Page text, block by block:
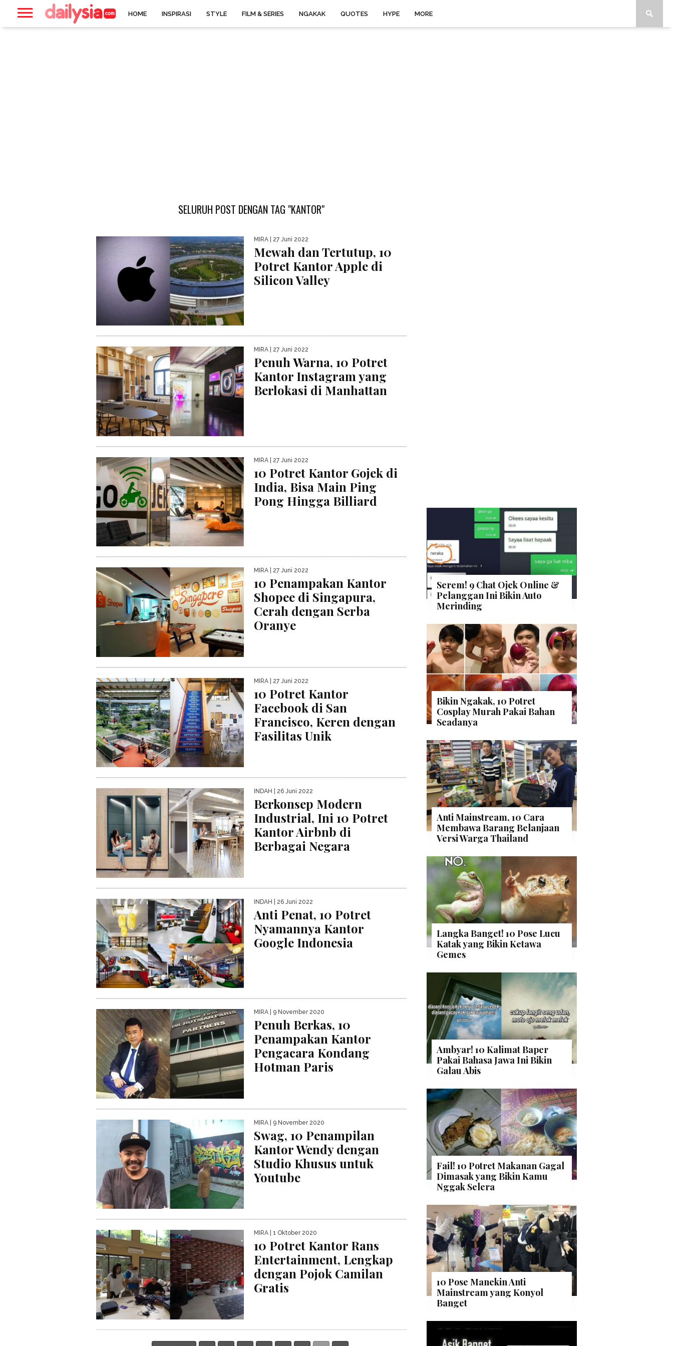
HOME INSPIRASI STYLE FILM & SERIES NGAKAK QUOTES HYPE MORE
SELURUH POST DENGAN TAG "KANTOR"
MIRA | 27 Juni 2022
Mewah dan Tertutup, 10
Potret Kantor Apple di
Silicon Valley
MIRA | 27 Juni 2022
Penuh Warna, 10 Potret
Kantor Instagram yang
Berlokasi di Manhattan
MIRA | 27 Juni 2022
10 Potret Kantor Gojek di
India, Bisa Main Ping
Pong Hingga Billiard
MIRA | 27 Juni 2022
10 Penampakan Kantor
Shopee di Singapura,
Cerah dengan Serba
Oranye
MIRA | 27 Juni 2022
10 Potret Kantor
Facebook di San
Francisco, Keren dengan
Fasilitas Unik
INDAH | 26 Juni 2022
Berkonsep Modern
Industrial, Ini 10 Potret
Kantor Airbnb di
Berbagai Negara
INDAH | 26 Juni 2022
Anti Penat, 10 Potret
Nyamannya Kantor
Google Indonesia
MIRA | 9 November 2020
Penuh Berkas, 10
Penampakan Kantor
Pengacara Kondang
Hotman Paris
MIRA | 9 November 2020
Swag, 10 Penampilan
Kantor Wendy dengan
Studio Khusus untuk
Youtube
MIRA | 1 Oktober 2020
10 Potret Kantor Rans
Entertainment, Lengkap
dengan Pojok Camilan
Gratis
Serem! 9 Chat Ojek Online &
Pelanggan Ini Bikin Auto
Merinding
Bikin Ngakak, 10 Potret
Cosplay Murah Pakai Bahan
Seadanya
Anti Mainstream, 10 Cara
Membawa Barang Belanjaan
Versi Warga Thailand
Langka Banget! 10 Pose Lucu
Katak yang Bikin Ketawa
Gemes
Ambyar! 10 Kalimat Baper
Pakai Bahasa Jawa Ini Bikin
Galau Abis
Fail! 10 Potret Makanan Gagal
Dimasak yang Bikin Kamu
Nggak Selera
10 Pose Manekin Anti
Mainstream yang Konyol
Banget